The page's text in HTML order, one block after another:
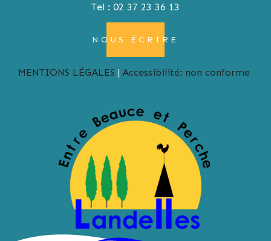
Tel : 02 37 23 36 13
NOUS ÉCRIRE
MENTIONS LÉGALES Accessibilité: non conforme